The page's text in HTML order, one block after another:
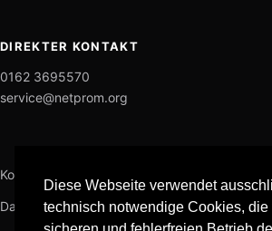
Diese Webseite verwendet
technisch notwendige Cookies, die
DIREKTER KONTAKT
0162 3695570
service@netprom.org
Kontakt
Datenschutz